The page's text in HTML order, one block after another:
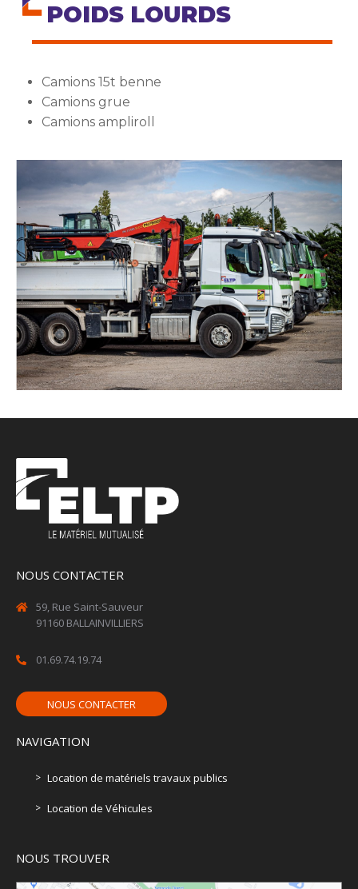
POIDS LOURDS
Camions 15t benne
Camions grue
Camions ampliroll
NOUS CONTACTER
59, Rue Saint-Sauveur
91160 BALLAINVILLIERS
01.69.74.19.74
NOUS CONTACTER
NAVIGATION
Location de matériels travaux publics
Location de Véhicules
NOUS TROUVER